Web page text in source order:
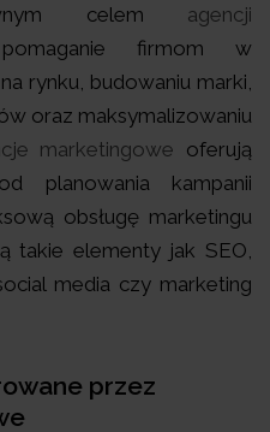
celem agencji
firmom w
rynku, budowaniu marki,
oraz maksymalizowaniu
marketingowe oferują
planowania kampanii
obsługę marketingu
takie elementy jak SEO,
media czy marketing
przez